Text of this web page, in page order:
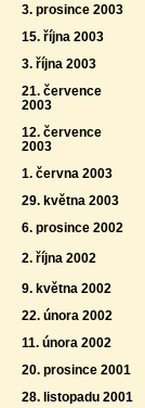
3. prosince 2003
15. října 2003
3. října 2003
21. července
2003
12. července
2003
1. června 2003
29. května 2003
6. prosince 2002
2. října 2002
9. května 2002
22. února 2002
11. února 2002
20. prosince 2001
28. listopadu 2001